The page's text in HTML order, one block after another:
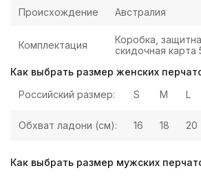
Происхождение Австралия
Комплектация
Коробка,
скидочная карта
Как выбрать размер женских
Российский размер:
S M L
Обхват ладони (см): 16 18 20
Как выбрать размер мужских